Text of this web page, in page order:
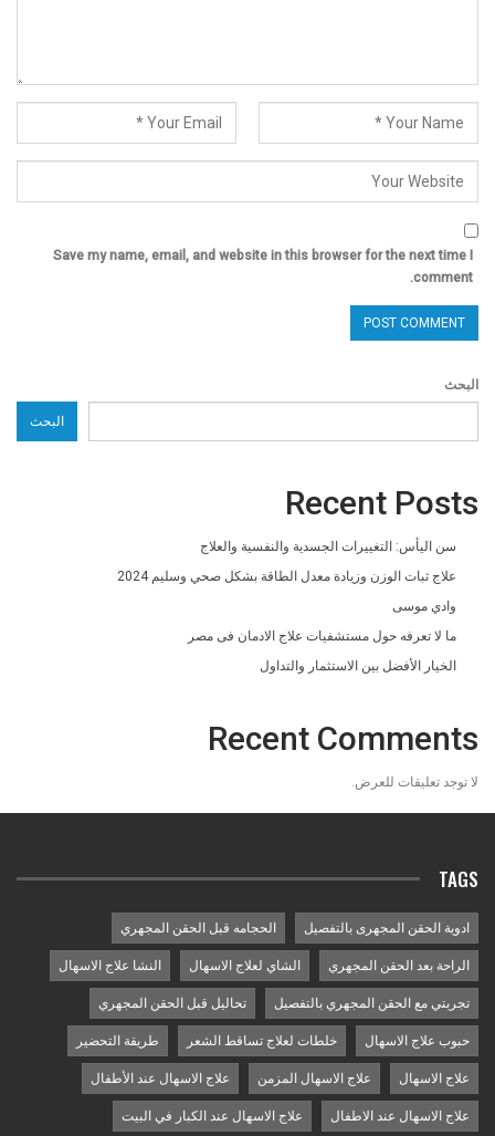
Save my name, email, and website in this browser for the next time I
comment.
البحث
البحث
Recent Posts
سن اليأس: التغييرات الجسدية والنفسية والعلاج
علاج ثبات الوزن وزيادة معدل الطاقة بشكل صحي وسليم 2024
وادي موسى
ما لا تعرفه حول مستشفيات علاج الادمان فى مصر
الخيار الأفضل بين الاستثمار والتداول
Recent Comments
لا توجد تعليقات للعرض.
TAGS
ادوية الحقن المجهرى بالتفصيل الحجامه قبل الحقن المجهري
الراحة بعد الحقن المجهري الشاي لعلاج الاسهال النشا علاج الاسهال
تجربتي مع الحقن المجهري بالتفصيل تحاليل قبل الحقن المجهري
حبوب علاج الاسهال خلطات لعلاج تساقط الشعر طريقة التحضير
علاج الاسهال علاج الاسهال المزمن علاج الاسهال عند الأطفال
علاج الاسهال عند الاطفال علاج الاسهال عند الكبار في البيت